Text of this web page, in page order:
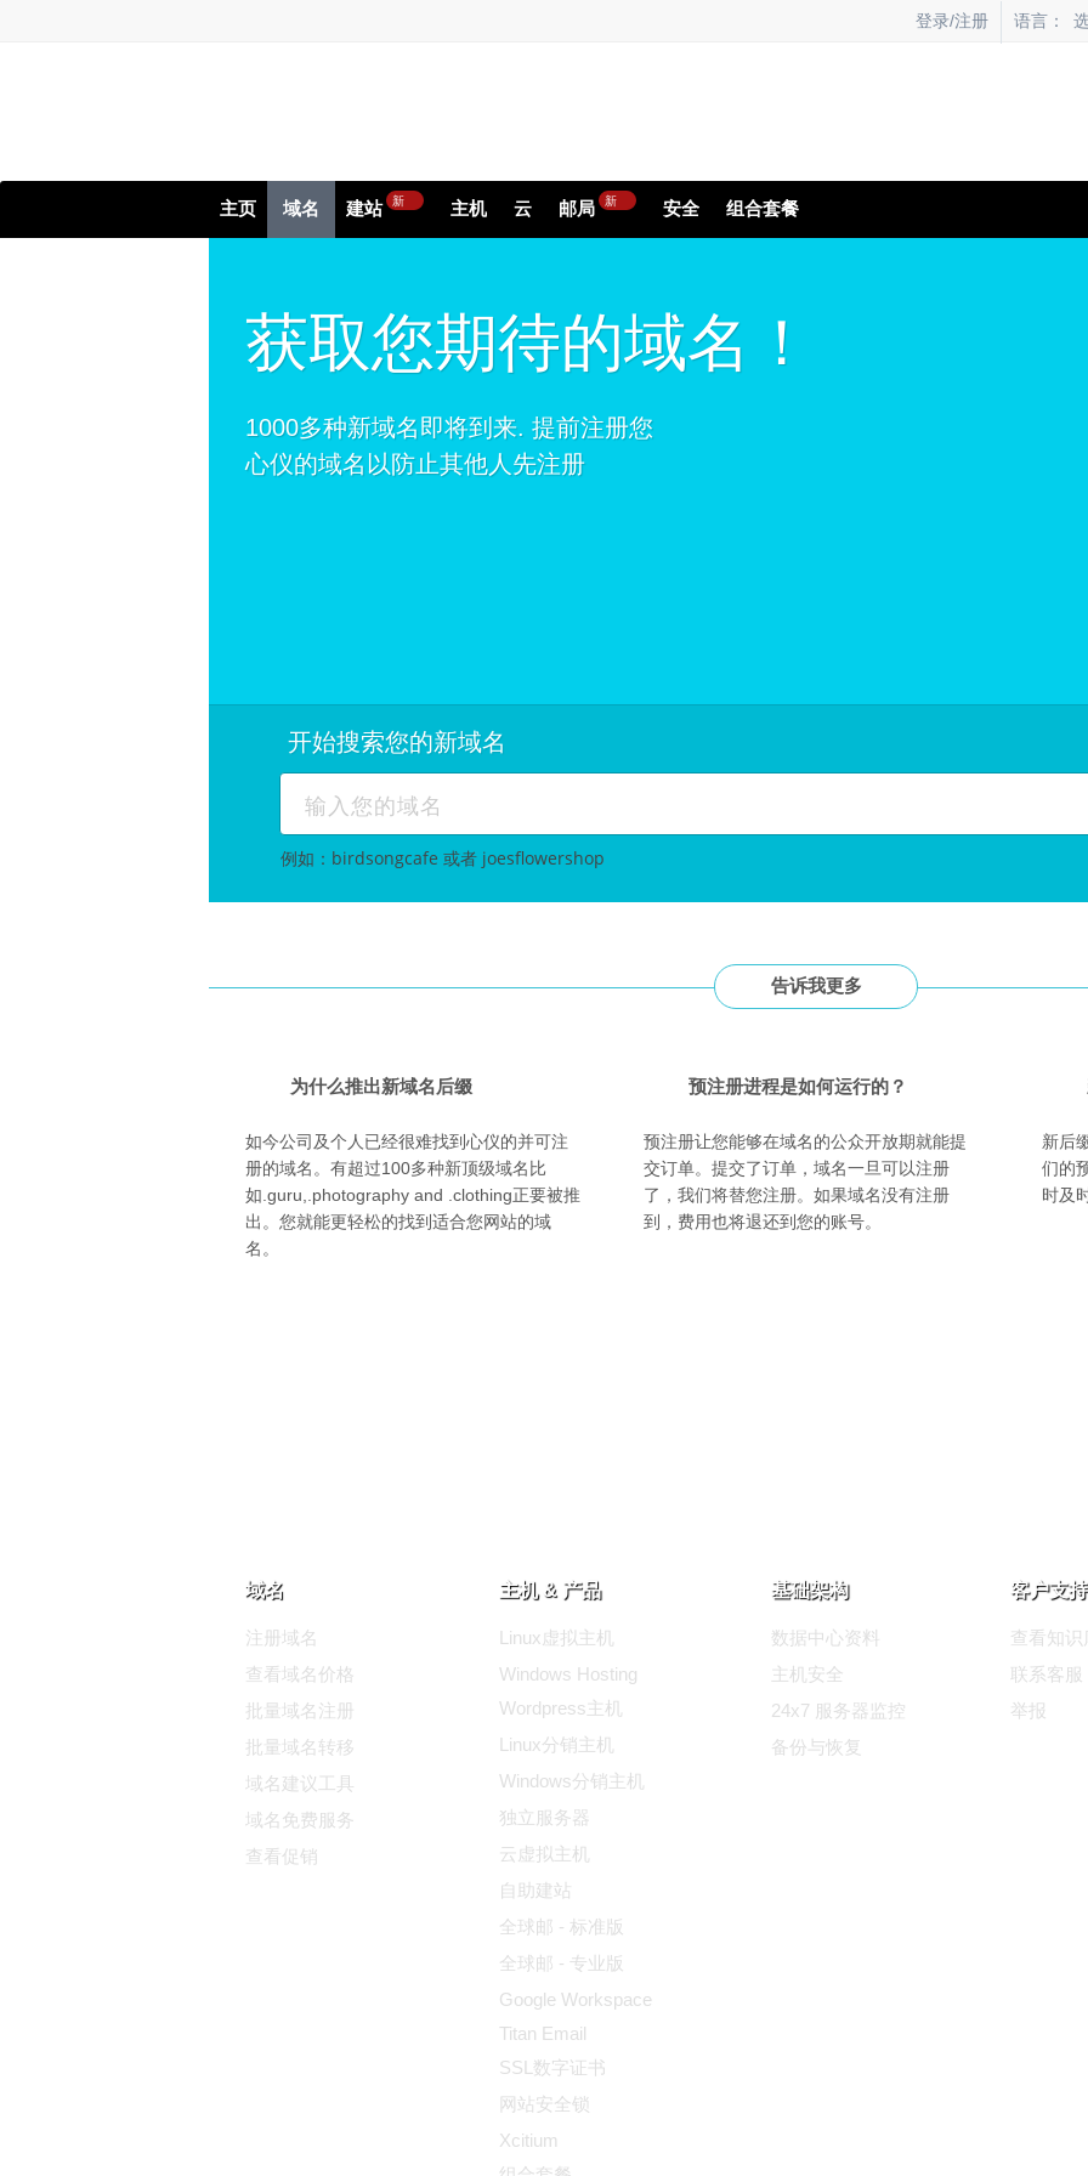
登录/注册 语言：
主页 域名 建站 新 主机 云 邮局 新 安全 组合套餐
获取您期待的域名！
1000多种新域名即将到来. 提前注册您
心仪的域名以防止其他人先注册
开始搜索您的新域名
例如：birdsongcafe 或者 joesflowershop
告诉我更多
为什么推出新域名后缀
如今公司及个人已经很难找到心仪的并可注
册的域名。有超过100多种新顶级域名比
如.guru,.photography and .clothing正要被推
出。您就能更轻松的找到适合您网站的域
名。
预注册进程是如何运行的？
预注册让您能够在域名的公众开放期就能提
交订单。提交了订单，域名一旦可以注册
了，我们将替您注册。如果域名没有注册
到，费用也将退还到您的账号。
新后
们的
时及
域名
注册域名
查看域名价格
批量域名注册
批量域名转移
域名建议工具
域名免费服务
查看促销
主机 & 产品
Linux虚拟主机
Windows Hosting
Wordpress主机
Linux分销主机
Windows分销主机
独立服务器
云虚拟主机
自助建站
全球邮 - 标准版
全球邮 - 专业版
Google Workspace
Titan Email
SSL数字证书
网站安全锁
Xcitium
基础架构
数据中心资料
主机安全
24x7 服务器监控
备份与恢复
客户支持
查看知识
联系客服
举报